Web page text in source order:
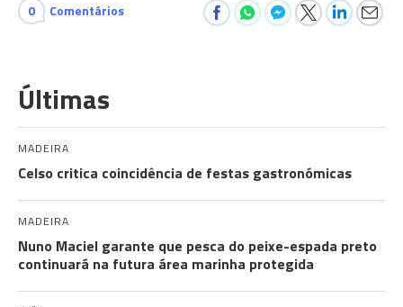
0 Comentários
Últimas
MADEIRA
Celso critica coincidência de festas gastronómicas
MADEIRA
Nuno Maciel garante que pesca do peixe-espada preto
continuará na futura área marinha protegida